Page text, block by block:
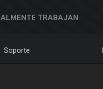
TRABAJAN
Soporte